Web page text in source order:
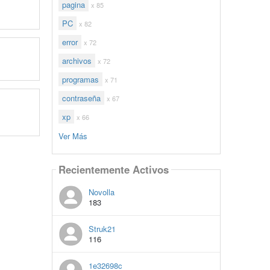
pagina x 85
PC x 82
error x 72
archivos x 72
programas x 71
contraseña x 67
xp x 66
Ver Más
Recientemente Activos
Novolla
183
Struk21
116
1e32698c